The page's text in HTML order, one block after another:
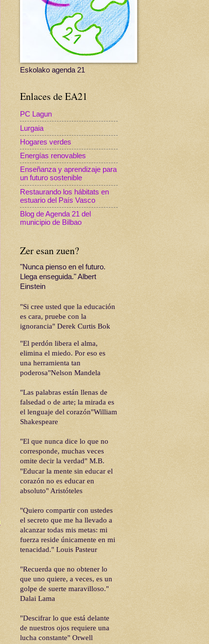
Eskolako agenda 21
Enlaces de EA21
PC Lagun
Lurgaia
Hogares verdes
Energías renovables
Enseñanza y aprendizaje para
un futuro sostenible
Restaurando los hábitats en
estuario del País Vasco
Blog de Agenda 21 del
municipio de Bilbao
Zer esan zuen?
"Nunca pienso en el futuro.
Llega enseguida." Albert
Einstein
"Si cree usted que la educación
es cara, pruebe con la
ignorancia" Derek Curtis Bok
"El perdón libera el alma,
elimina el miedo. Por eso es
una herramienta tan
poderosa"Nelson Mandela
"Las palabras están llenas de
falsedad o de arte; la mirada es
el lenguaje del corazón"William
Shakespeare
"El que nunca dice lo que no
corresponde, muchas veces
omite decir la verdad" M.B.
"Educar la mente sin educar el
corazón no es educar en
absoluto" Aristóteles
"Quiero compartir con ustedes
el secreto que me ha llevado a
alcanzar todas mis metas: mi
fuerza reside únicamente en mi
tenacidad." Louis Pasteur
"Recuerda que no obtener lo
que uno quiere, a veces, es un
golpe de suerte maravilloso."
Dalai Lama
"Descifrar lo que está delante
de nuestros ojos requiere una
lucha constante" Orwell